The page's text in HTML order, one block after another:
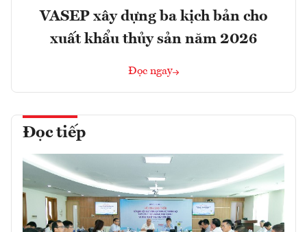
VASEP xây dựng ba kịch bản cho
xuất khẩu thủy sản năm 2026
Đọc ngay
Đọc tiếp